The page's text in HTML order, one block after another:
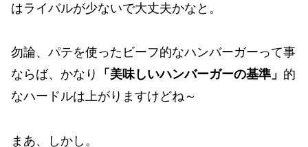
はライバルが少ないで大丈夫かなと。
勿論、パテを使ったビーフ的なハンバーガーって事
ならば、かなり
「美味しいハンバーガーの基準」 的
なハードルは上がりますけどね～
まあ、しかし。